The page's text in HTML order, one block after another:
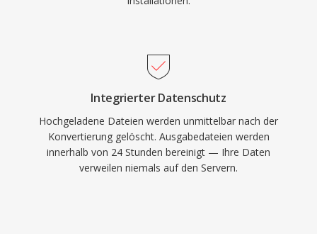
Integrierter Datenschutz
Hochgeladene Dateien werden unmittelbar nach der
Konvertierung gelöscht. Ausgabedateien werden
innerhalb von 24 Stunden bereinigt — Ihre Daten
verweilen niemals auf den Servern.